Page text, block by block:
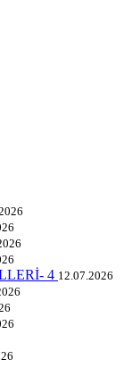
4 12.07.2026